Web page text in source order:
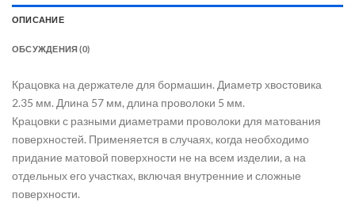
ОПИСАНИЕ
ОБСУЖДЕНИЯ (0)
Крацовка на держателе для бормашин. Диаметр хвостовика
2.35 мм. Длина 57 мм, длина проволоки 5 мм.
Крацовки с разными диаметрами проволоки для матования
поверхностей. Применяется в случаях, когда необходимо
придание матовой поверхности не на всем изделии, а на
отдельных его участках, включая внутренние и сложные
поверхности.